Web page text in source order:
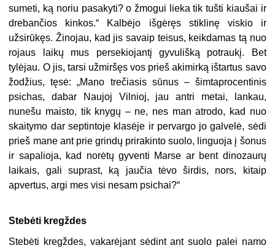
sumeti, ką noriu pasakyti? o žmogui lieka tik tušti kiaušai ir
drebančios kinkos.“ Kalbėjo išgėręs stiklinę viskio ir
užsirūkęs. Žinojau, kad jis savaip teisus, keikdamas tą nuo
rojaus laikų mus persekiojantį gyvulišką potraukį. Bet
tylėjau. O jis, tarsi užmiršęs vos prieš akimirką ištartus savo
žodžius, tęsė: „Mano trečiasis sūnus – šimtaprocentinis
psichas, dabar Naujoj Vilnioj, jau antri metai, lankau,
nunešu maisto, tik knygų – ne, nes man atrodo, kad nuo
skaitymo dar septintoje klasėje ir pervargo jo galvelė, sėdi
prieš mane ant prie grindų prirakinto suolo, linguoja į šonus
ir sapalioja, kad norėtų gyventi Marse ar bent dinozaurų
laikais, gali suprast, ką jaučia tėvo širdis, nors, kitaip
apvertus, argi mes visi nesam psichai?“
Stebėti kregždes
Stebėti kregždes, vakarėjant sėdint ant suolo palei namo